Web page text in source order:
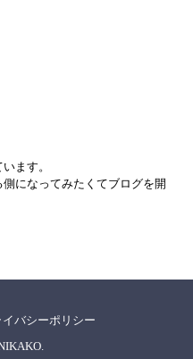
ます。
になってみたくてブログを開
イバシーポリシー